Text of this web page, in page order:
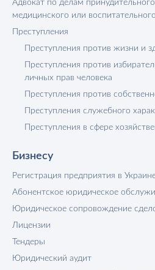
Адвокат по делам
медицинского или
Преступления
Преступления против жизни и
Преступления против
личных прав человека
Преступления против
Преступления служебного
Преступления в сфере
Бизнесу
Регистрация предприятия в
Абонентское юридическое
Юридическое сопровождение
Лицензии
Тендеры
Юридический аудит